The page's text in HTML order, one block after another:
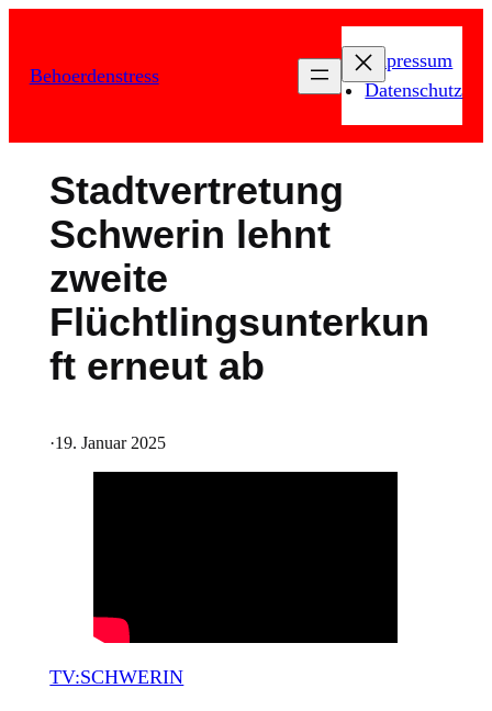
springen
Behoerdenstress
Impressum
Datenschutz
Stadtvertretung
Schwerin lehnt
zweite
Flüchtlingsunterkun
ft erneut ab
·19. Januar 2025
TV:SCHWERIN